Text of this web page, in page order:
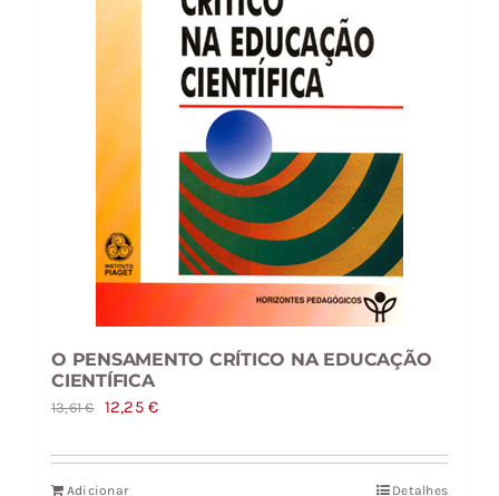
O PENSAMENTO CRÍTICO NA EDUCAÇÃO
CIENTÍFICA
13,61€
O
original
12,25€O
atual
Adicionar Detalhes